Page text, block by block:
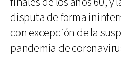
disputa de forma
con excepción de la
pandemia de